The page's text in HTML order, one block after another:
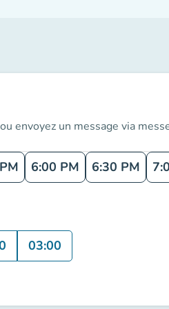
envoyez un message via
6:00 PM 6:30 PM
03:00